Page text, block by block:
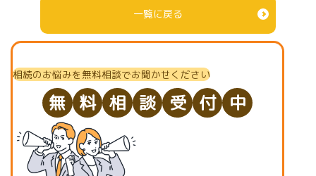
一覧に戻る
相続のお悩みを無料相談でお聞かせください
無 料 相 談 受 付 中